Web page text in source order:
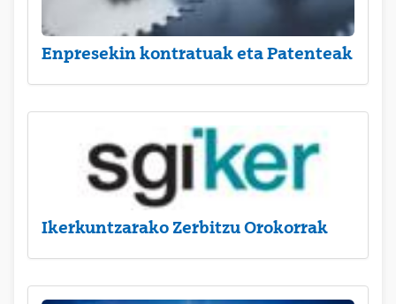
Enpresekin kontratuak eta Patenteak
Ikerkuntzarako Zerbitzu Orokorrak